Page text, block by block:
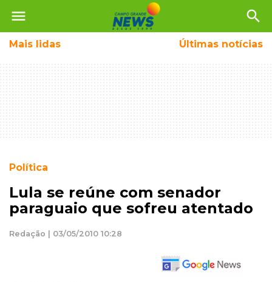
menu search
Mais lidas Últimas notícias
Política
Lula se reúne com senador
paraguaio que sofreu atentado
Redação | 03/05/2010 10:28